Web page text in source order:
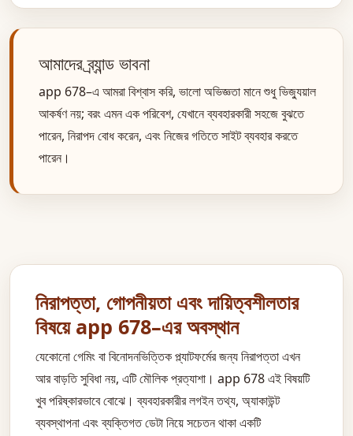
আমাদের ব্র্যান্ড ভাবনা
app 678–এ আমরা বিশ্বাস করি, ভালো অভিজ্ঞতা মানে শুধু ভিজ্যুয়াল
আকর্ষণ নয়; বরং এমন এক পরিবেশ, যেখানে ব্যবহারকারী সহজে বুঝতে
পারেন, নিরাপদ বোধ করেন, এবং নিজের গতিতে সাইট ব্যবহার করতে
পারেন।
নিরাপত্তা, গোপনীয়তা এবং দায়িত্বশীলতার
বিষয়ে app 678–এর অবস্থান
যেকোনো গেমিং বা বিনোদনভিত্তিক প্ল্যাটফর্মের জন্য নিরাপত্তা এখন
আর বাড়তি সুবিধা নয়, এটি মৌলিক প্রত্যাশা। app 678 এই বিষয়টি
খুব পরিষ্কারভাবে বোঝে। ব্যবহারকারীর লগইন তথ্য, অ্যাকাউন্ট
ব্যবস্থাপনা এবং ব্যক্তিগত ডেটা নিয়ে সচেতন থাকা একটি